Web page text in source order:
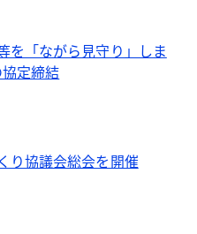
を「ながら見守り」しま
定締結
り協議会総会を開催